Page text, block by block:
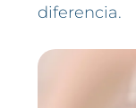
diferencia.